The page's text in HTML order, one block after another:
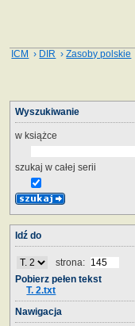
ICM › DIR ›Zasoby polskie
Wyszukiwanie
w książce
szukaj w całej serii
Idź do
strona:
Pobierz pełen tekst
T. 2.txt
Nawigacja